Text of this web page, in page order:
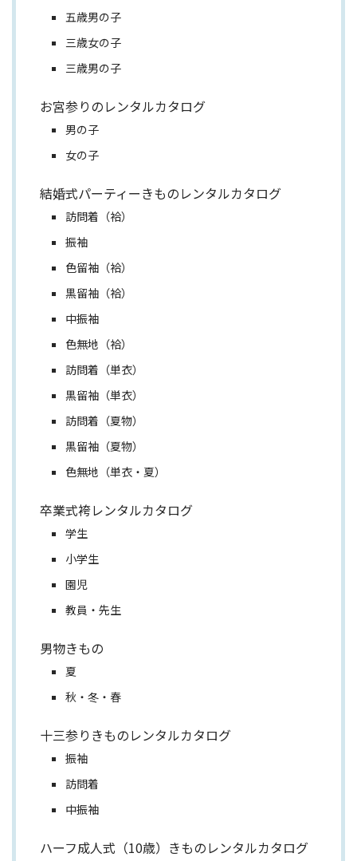
五歳男の子
三歳女の子
三歳男の子
お宮参りのレンタルカタログ
男の子
女の子
結婚式パーティーきものレンタルカタログ
訪問着（袷）
振袖
色留袖（袷）
黒留袖（袷）
中振袖
色無地（袷）
訪問着（単衣）
黒留袖（単衣）
訪問着（夏物）
黒留袖（夏物）
色無地（単衣・夏）
卒業式袴レンタルカタログ
学生
小学生
園児
教員・先生
男物きもの
夏
秋・冬・春
十三参りきものレンタルカタログ
振袖
訪問着
中振袖
ハーフ成人式（10歳）きものレンタルカタログ